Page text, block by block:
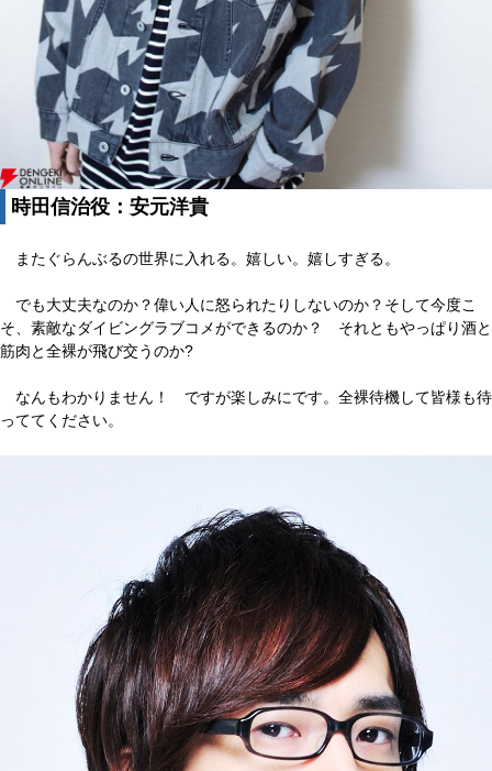
時田信治役：安元洋貴
またぐらんぶるの世界に入れる。嬉しい。嬉しすぎる。
でも大丈夫なのか？偉い人に怒られたりしないのか？そして今度こ
そ、素敵なダイビングラブコメができるのか？ それともやっぱり酒と
筋肉と全裸が飛び交うのか?
なんもわかりません！ ですが楽しみにです。全裸待機して皆様も待
っててください。